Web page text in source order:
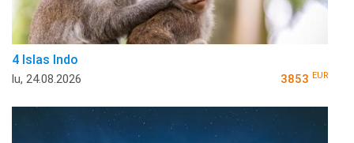
4 Islas Indo
lu, 24.08.2026 3853 EUR